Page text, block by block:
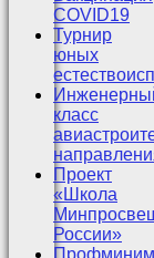
COVID19
Турнир
юных
класс
Проект
«Школа
России»